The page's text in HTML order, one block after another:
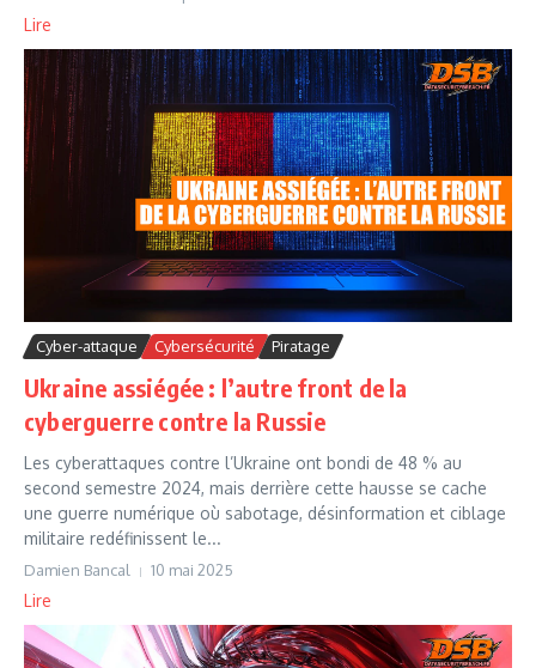
Lire
Cyber-attaque Cybersécurité Piratage
Ukraine assiégée : l’autre front de la
cyberguerre contre la Russie
Les cyberattaques contre l’Ukraine ont bondi de 48 % au
second semestre 2024, mais derrière cette hausse se cache
une guerre numérique où sabotage, désinformation et ciblage
militaire redéfinissent le...
Damien Bancal 10 mai 2025
Lire